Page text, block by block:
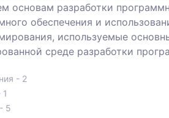
основам разработки
обеспечения и
используемые
среде разработки
- 2
5